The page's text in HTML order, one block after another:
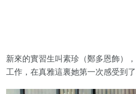
新來的實習生叫素珍（鄭多恩飾）
工作，在真雅這裏她第一次感受到了